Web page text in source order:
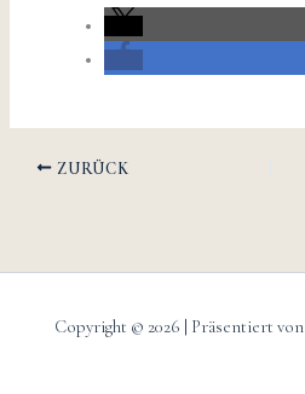
ZURÜCK
Copyright © 2026 | Präsentiert von